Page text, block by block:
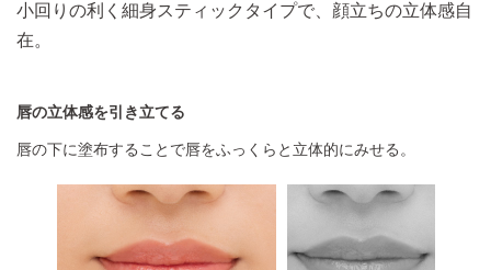
小回りの利く細身スティックタイプで、顔立ちの立体感自
在。
唇の立体感を引き立てる
唇の下に塗布することで唇をふっくらと立体的にみせる。